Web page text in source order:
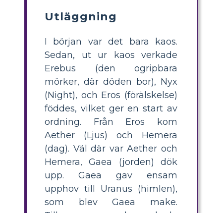
Utläggning
I början var det bara kaos.
Sedan, ut ur kaos verkade
Erebus (den ogripbara
mörker, där döden bor), Nyx
(Night), och Eros (förälskelse)
föddes, vilket ger en start av
ordning. Från Eros kom
Aether (Ljus) och Hemera
(dag). Väl där var Aether och
Hemera, Gaea (jorden) dök
upp. Gaea gav ensam
upphov till Uranus (himlen),
som blev Gaea make.